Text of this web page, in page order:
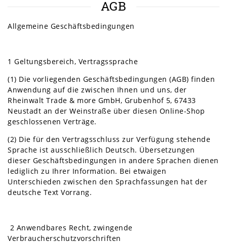
AGB
Allgemeine Geschäftsbedingungen
1 Geltungsbereich, Vertragssprache
(1) Die vorliegenden Geschäftsbedingungen (AGB) finden
Anwendung auf die zwischen Ihnen und uns, der
Rheinwalt Trade & more GmbH, Grubenhof 5, 67433
Neustadt an der Weinstraße über diesen Online-Shop
geschlossenen Verträge.
(2) Die für den Vertragsschluss zur Verfügung stehende
Sprache ist ausschließlich Deutsch. Übersetzungen
dieser Geschäftsbedingungen in andere Sprachen dienen
lediglich zu Ihrer Information. Bei etwaigen
Unterschieden zwischen den Sprachfassungen hat der
deutsche Text Vorrang.
2 Anwendbares Recht, zwingende
Verbraucherschutzvorschriften